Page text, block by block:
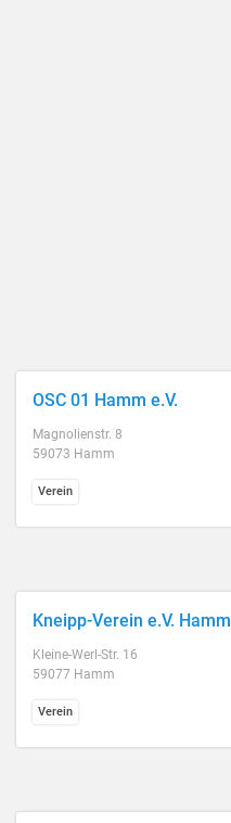
OSC 01 Hamm e.V.
Magnolienstr. 8
59073 Hamm
Verein
Kneipp-Verein e.V. Hamm
Kleine-Werl-Str. 16
59077 Hamm
Verein